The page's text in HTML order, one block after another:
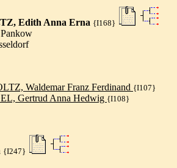
Edith Anna Erna {I168}
Waldemar Franz Ferdinand {I107}
Gertrud Anna Hedwig {I108}
{I247}